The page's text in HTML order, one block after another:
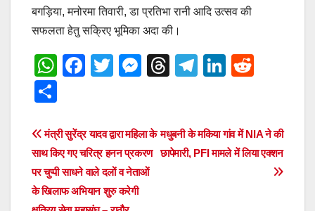
बगड़िया, मनोरमा तिवारी, डा प्रतिभा रानी आदि उत्सव की
सफलता हेतु सक्रिए भूमिका अदा की।
W
s
A
p
p
F
e
b
o
o
T
er
M
e
n
g
T
a
d
T
gr
a
Li
e
dI
di
t
ar
e
Post
navigation
मधुबनी के मकिया गांव में NIA ने की
छापेमारी, PFI मामले में लिया एक्शन
मंत्री सुरेंद्र यादव द्वारा महिला के
साथ किए गए चरित्र हनन प्रकरण
पर चुप्पी साधने वाले दलों व नेताओं
के खिलाफ अभियान शुरु करेगी